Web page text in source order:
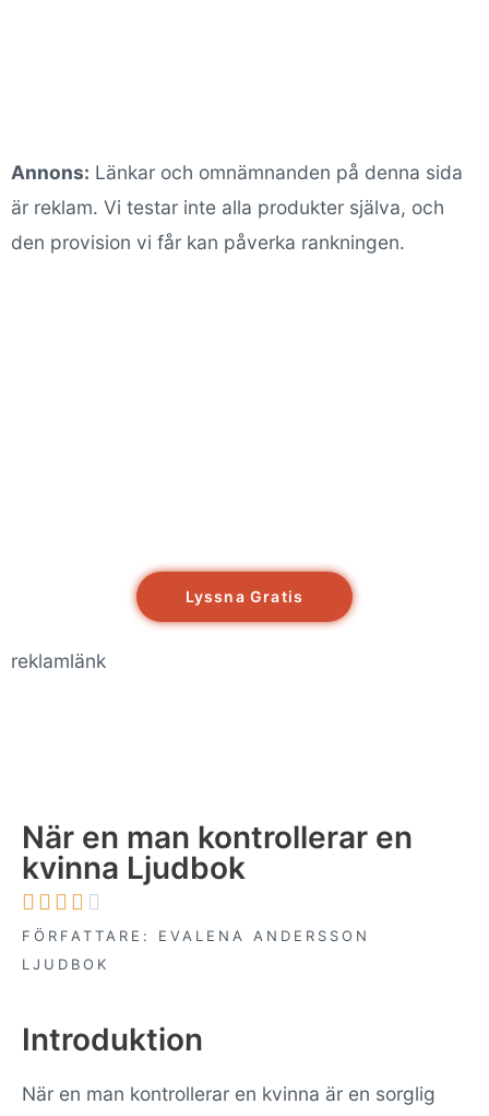
Annons: Länkar och omnämnanden på denna sida
är reklam. Vi testar inte alla produkter själva, och
den provision vi får kan påverka rankningen.
Lyssna Gratis
reklamlänk
När en man kontrollerar en
kvinna Ljudbok
    
FÖRFATTARE: EVALENA ANDERSSON
LJUDBOK
Introduktion
När en man kontrollerar en kvinna är en sorglig